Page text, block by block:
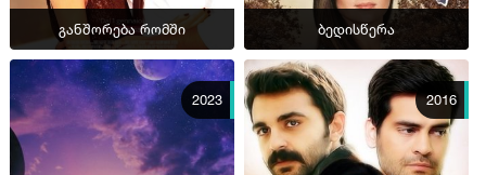
განშორება რომში ბედისწერა
2023 2016